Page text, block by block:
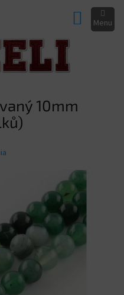
KOŠÍK
10mm